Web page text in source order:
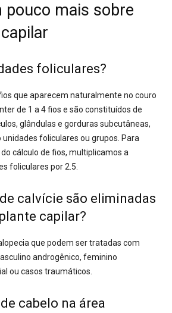
pouco mais sobre
foliculares?
que aparecem naturalmente no couro
de 1 a 4 fios e são constituídos de
glândulas e gorduras subcutâneas,
foliculares ou grupos. Para
cálculo de fios, multiplicamos a
foliculares por 2.5.
calvície são eliminadas
capilar?
que podem ser tratadas com
androgênico, feminino
ou casos traumáticos.
cabelo na área